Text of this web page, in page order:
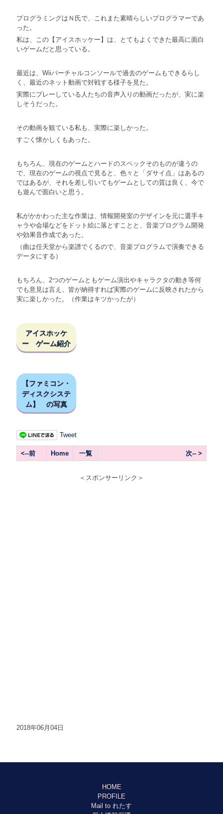
プログラミングはＮ氏で、これまた素晴らしいプログラマーであ
った。
私は、この【アイスホッケー】は、とてもよくできた最高に面白
いゲームだと思っている。
最近は、Wiiバーチャルコンソールで過去のゲームもできるらし
く、最近のネット動画で対戦する様子を見た。
実際にプレーしている人たちの音声入りの動画だったが、実に楽
しそうだった。
その動画を観ている私も、実際に楽しかった。
すごく懐かしくもあった。
もちろん、現在のゲームとハードのスペックそのものが違うの
で、現在のゲームの視点で見ると、色々と「ダサイ点」はあるの
ではあるが、それを差し引いてもゲームとしての質は良く、今で
も遊んで面白いと思う。
私がかかわった主な作業は、情報開発室のデザインを元に選手キ
ャラや会場などをドット絵に落とすことと、音楽プログラム開発
や効果音作成であった。
（曲は任天堂から楽譜でくるので、音楽プログラムで演奏できる
データにする）
もちろん、2つのゲームともゲーム演出やキャラクタの動き等何
でも意見は言え、皆が納得すれば実際のゲームに反映されたから
実に楽しかった。（作業はキツかったが）
アイスホッケ
ー ゲーム紹介
【ファミコン・
ディスクシステ
ム】 の写真
Tweet
<--前 Home 一覧 次-- >
＜スポンサーリンク＞
2018年06月04日
HOME
PROFILE
Mail to れたす